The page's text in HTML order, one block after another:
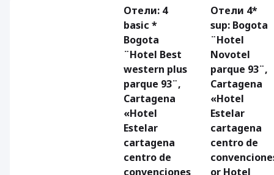
Отели: 4
basic *
Bogota
¨Hotel Best
western plus
parque 93¨,
Cartagena
«Hotel
Estelar
cartagena
centro de
convenciones
Отели 4*
sup: Bogota
¨Hotel
Novotel
parque 93¨,
Cartagena
«Hotel
Estelar
cartagena
centro de
or Hotel